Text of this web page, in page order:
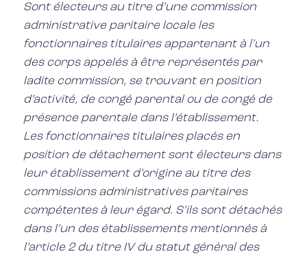
Sont électeurs au titre d’une commission
administrative paritaire locale les
fonctionnaires titulaires appartenant à l’un
des corps appelés à être représentés par
ladite commission, se trouvant en position
d’activité, de congé parental ou de congé de
présence parentale dans l’établissement.
Les fonctionnaires titulaires placés en
position de détachement sont électeurs dans
leur établissement d’origine au titre des
commissions administratives paritaires
compétentes à leur égard. S’ils sont détachés
dans l’un des établissements mentionnés à
l’article 2 du titre IV du statut général des